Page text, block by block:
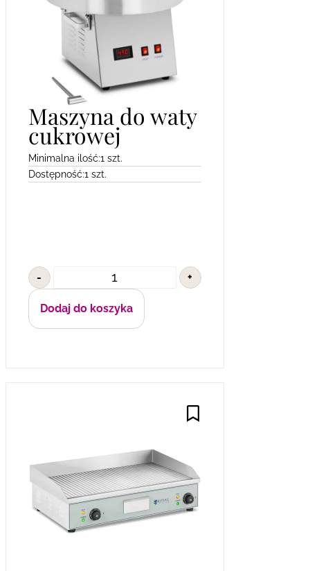
Maszyna do waty
cukrowej
Minimalna ilość:1 szt.
Dostępność:1 szt.
- +
Dodaj do koszyka